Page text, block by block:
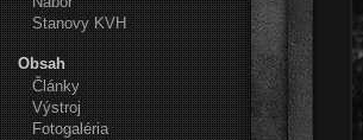
Stanovy KVH
Obsah
Články
Výstroj
Fotogaléria